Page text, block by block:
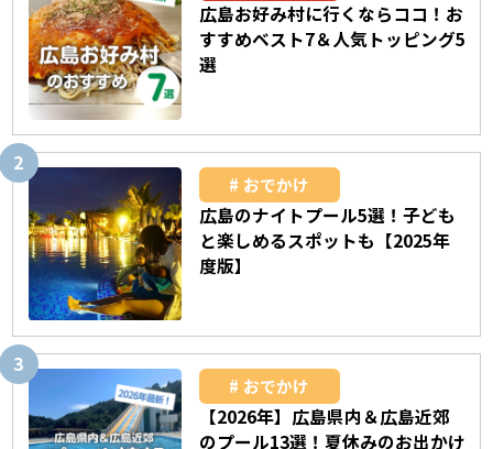
広島お好み村に行くならココ！お
すすめベスト7＆人気トッピング5
選
おでかけ
広島のナイトプール5選！子ども
と楽しめるスポットも【2025年
度版】
おでかけ
【2026年】広島県内＆広島近郊
のプール13選！夏休みのお出かけ